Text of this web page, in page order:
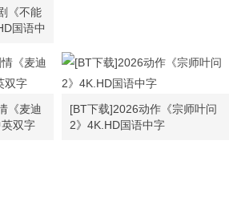
《不能
国语中
《麦迪
双字
[BT下载]2026动作《宗师叶问
2》4K.HD国语中字